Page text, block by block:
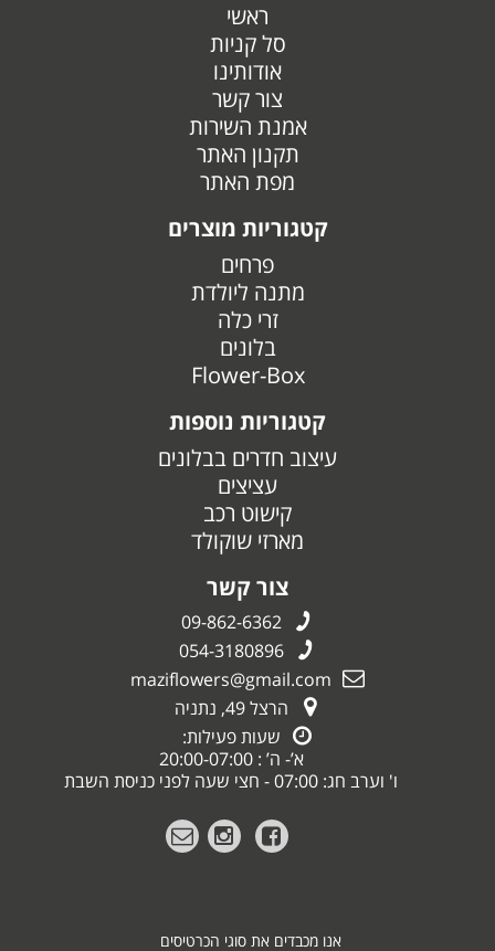
ראשי
סל קניות
אודותינו
צור קשר
אמנת השירות
תקנון האתר
מפת האתר
קטגוריות מוצרים
פרחים
מתנה ליולדת
זרי כלה
בלונים
Flower-Box
קטגוריות נוספות
עיצוב חדרים בבלונים
עציצים
קישוט רכב
מארזי שוקולד
צור קשר
09-862-6362
054-3180896
maziflowers@gmail.com
הרצל 49, נתניה
שעות פעילות:
א’- ה’ : 20:00-07:00
ו' וערב חג: 07:00 - חצי שעה לפני כניסת השבת
אנו מכבדים את סוגי הכרטיסים